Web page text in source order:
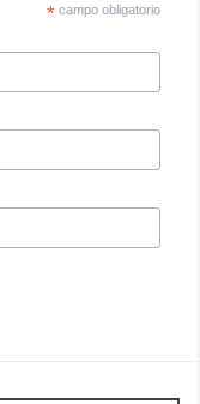
*campo obligatorio